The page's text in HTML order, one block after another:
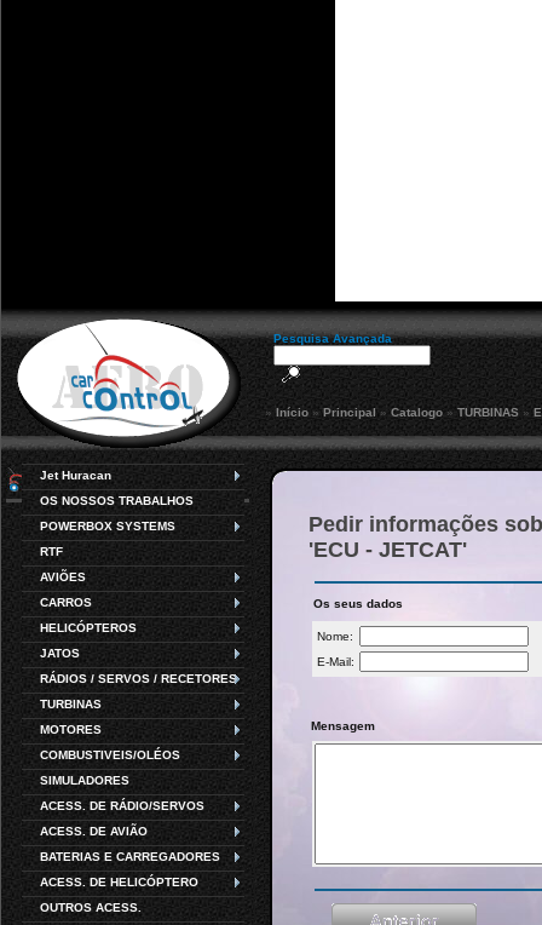
Jet Huracan
OS NOSSOS TRABALHOS
POWERBOX SYSTEMS
RTF
AVIÕES
CARROS
HELICÓPTEROS
JATOS
RÁDIOS / SERVOS / RECETORES
TURBINAS
MOTORES
COMBUSTIVEIS/OLÉOS
SIMULADORES
ACESS. DE RÁDIO/SERVOS
ACESS. DE AVIÃO
BATERIAS E CARREGADORES
ACESS. DE HELICÓPTERO
OUTROS ACESS.
Pesquisa Avançada
» Início »Principal» Catalogo »TURBINAS »
Catálogo
Pedir informações
'ECU - JETCAT'
Os seus dados
Nome:
E-Mail:
Mensagem